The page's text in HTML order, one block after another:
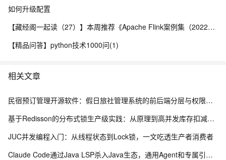
如何升级配置
【藏经阁一起读（27）】本周推荐《Apache Flink案例集（2022版）》，你有哪些心得？
【精品问答】python技术1000问(1)
相关文章
民宿预订管理开源软件：假日旅社管理系统的前后端分层与权限控制设计
基于Redisson的分布式锁生产级实践：从原理到高并发库存扣减实战
JUC并发编程入门：从线程状态到Lock锁，一文吃透生产者消费者
Claude Code通过Java LSP杀入Java生态，通用Agent和专属引擎差在哪